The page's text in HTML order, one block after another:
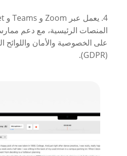
المنصات الرئيسية، مع دعم
على الخصوصية والأمان واللوائح
(GDPR).